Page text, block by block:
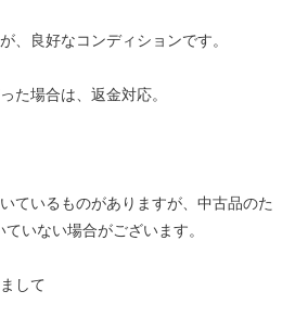
、良好なコンディションです。
た場合は、返金対応。
ているものがありますが、中古品のた
いない場合がございます。
して